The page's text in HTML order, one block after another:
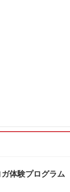
体験プログラム